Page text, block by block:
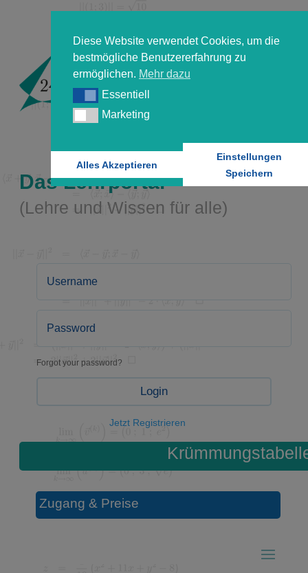
Diese Website verwendet Cookies, um die
bestmögliche Benutzererfahrung zu
ermöglichen. Mehr dazu
EssentiellEssentiell
MarketingMarketing
Alles Akzeptieren
Einstellungen
Speichern
Das Lehrportal
(Lehre und Wissen für alle)
Forgot your password?
Login
Jetzt Registrieren
Zugang & Preise